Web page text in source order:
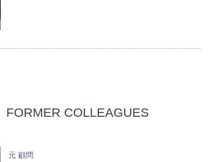
FORMER COLLEAGUES
元 顧問